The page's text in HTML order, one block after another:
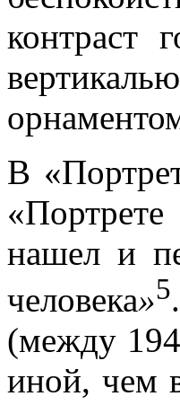
контраст
В
нашел и
человека»5
(между
иной, чем